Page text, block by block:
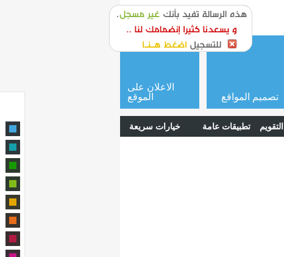
or login
التقويم تطبيقات عامة خيارات سريعة
تصميم المواقع
الاعلان على
الموقع